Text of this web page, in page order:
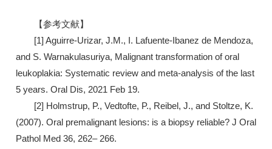
【参考文献】
[1] Aguirre-Urizar, J.M., I. Lafuente-Ibanez de Mendoza,
and S. Warnakulasuriya, Malignant transformation of oral
leukoplakia: Systematic review and meta-analysis of the last
5 years. Oral Dis, 2021 Feb 19.
[2] Holmstrup, P., Vedtofte, P., Reibel, J., and Stoltze, K.
(2007). Oral premalignant lesions: is a biopsy reliable? J Oral
Pathol Med 36, 262– 266.